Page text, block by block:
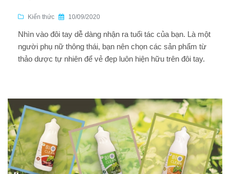
Kiến thức 10/09/2020
Nhìn vào đôi tay dễ dàng nhận ra tuổi tác của bạn. Là một
người phụ nữ thông thái, bạn nên chọn các sản phẩm từ
thảo dược tự nhiên để vẻ đẹp luôn hiện hữu trên đôi tay.